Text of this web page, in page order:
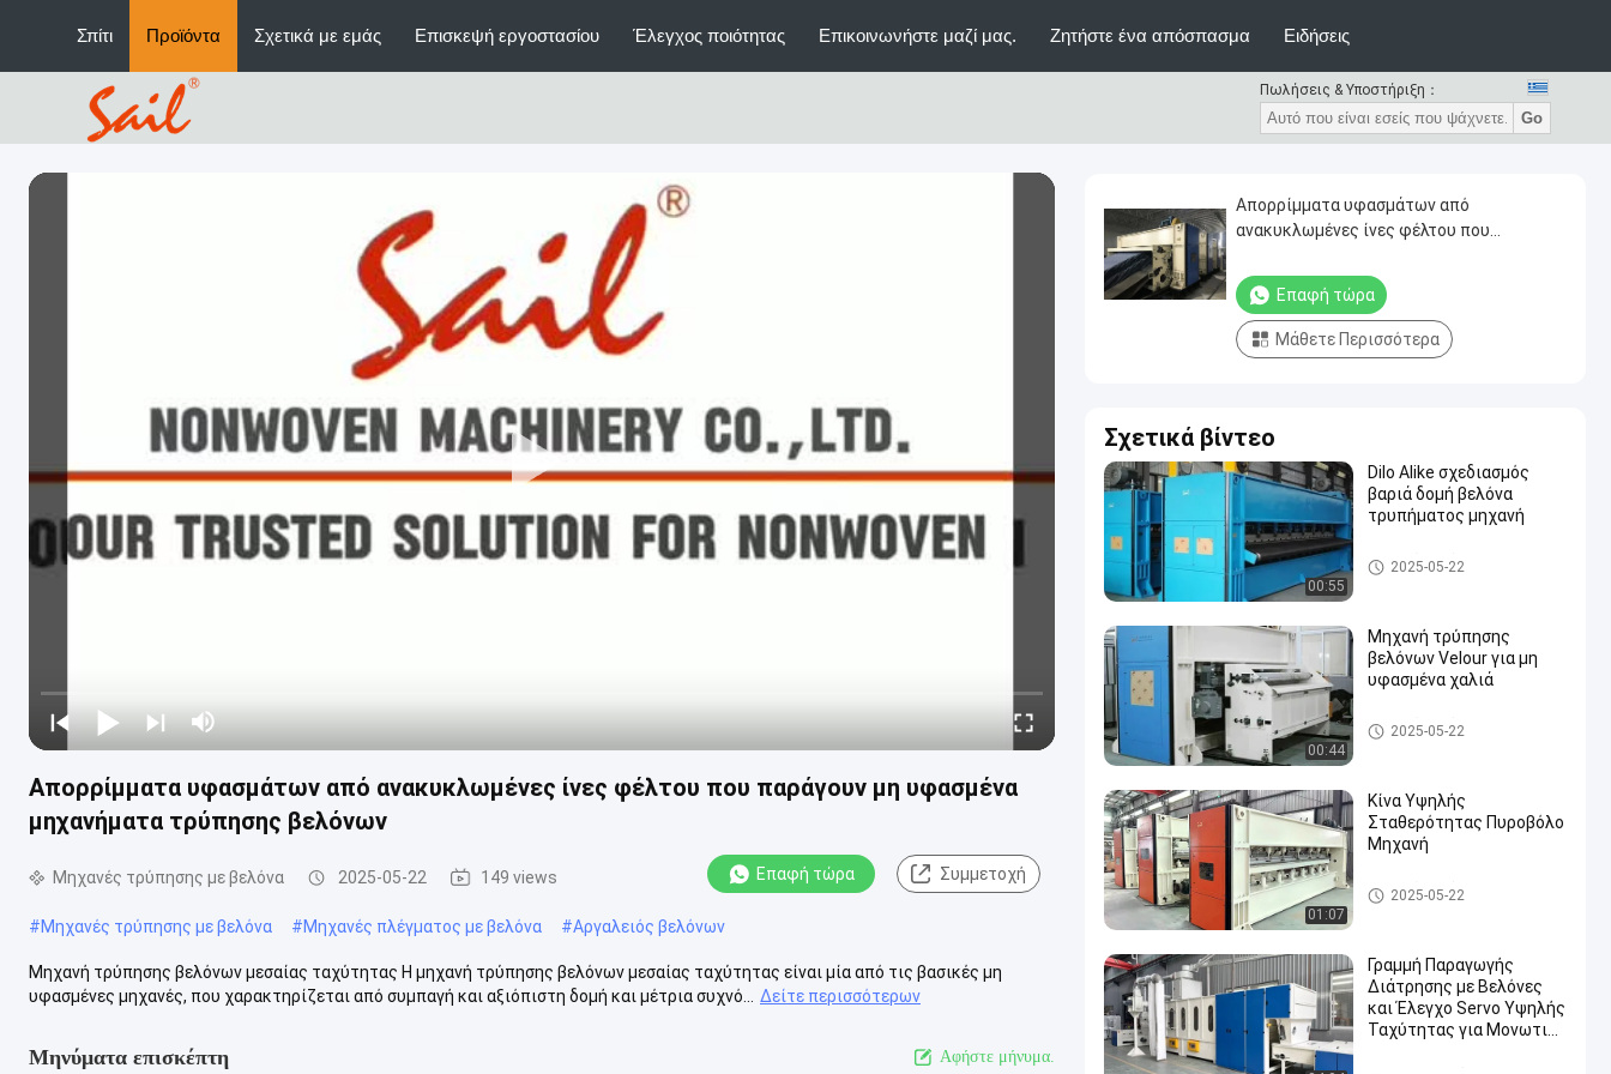
Σπίτι Προϊόντα Σχετικά με εμάς Επισκεψή εργοστασίου Έλεγχος ποιότητας Επικοινωνήστε μαζί μας. Ζητήστε ένα απόσπασμα Ειδήσεις
Πωλήσεις & Υποστήριξη：
Go
Απορρίμματα υφασμάτων από ανακυκλωμένες ίνες φέλτου που παράγουν μη υφασμένα
μηχανήματα τρύπησης βελόνων
Μηχανές τρύπησης με βελόνα 2025-05-22 149 views Επαφή τώρα Συμμετοχή
#Μηχανές τρύπησης με βελόνα #Μηχανές πλέγματος με βελόνα #Αργαλειός βελόνων
Μηχανή τρύπησης βελόνων μεσαίας ταχύτητας Η μηχανή τρύπησης βελόνων μεσαίας ταχύτητας είναι μία από τις βασικές μη
υφασμένες μηχανές, που χαρακτηρίζεται από συμπαγή και αξιόπιστη δομή και μέτρια συχνό...
Δείτε περισσότερων
Μηνύματα επισκέπτη Αφήστε μήνυμα.
Απορρίμματα υφασμάτων από
ανακυκλωμένες ίνες φέλτου που
τρύπησης βελόνων
Επαφή τώρα
Μάθετε Περισσότερα
Σχετικά βίντεο
00:55
Dilo Alike σχεδιασμός
βαριά δομή βελόνα
τρυπήματος μηχανή
Μηχανές τρύπησης με βελόν
α
2025-05-22
00:44
Μηχανή τρύπησης
βελόνων Velour για μη
υφασμένα χαλιά
Μηχανές τρύπησης με βελόν
α
2025-05-22
01:07
Κίνα Υψηλής
Σταθερότητας Πυροβόλο
Μηχανή
Μηχανές τρύπησης με βελόν
α
2025-05-22
Γραμμή Παραγωγής
Διάτρησης με Βελόνες
και Έλεγχο Servo Υψηλής
Ταχύτητας για Μονωτικό